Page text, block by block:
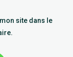
site dans le